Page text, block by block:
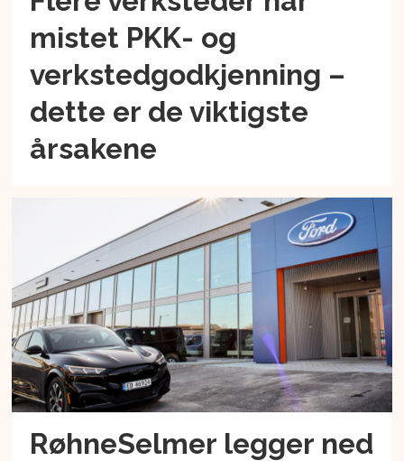
mistet PKK- og
verkstedgodkjenning –
dette er de viktigste
årsakene
RøhneSelmer legger ned